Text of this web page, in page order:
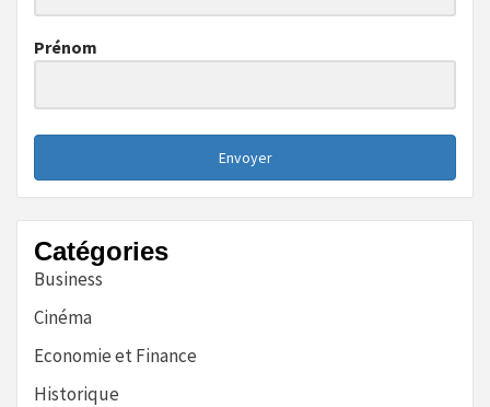
Prénom
Envoyer
Catégories
Business
Cinéma
Economie et Finance
Historique